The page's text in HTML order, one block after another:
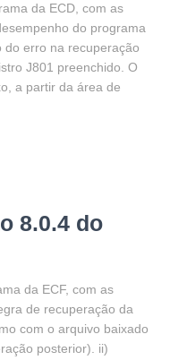
da ECD, com as
do programa
do erro na recuperação
J801 preenchido. O
a partir da área de
8.0.4 do
da ECF, com as
de recuperação da
com o arquivo baixado
posterior). ii)